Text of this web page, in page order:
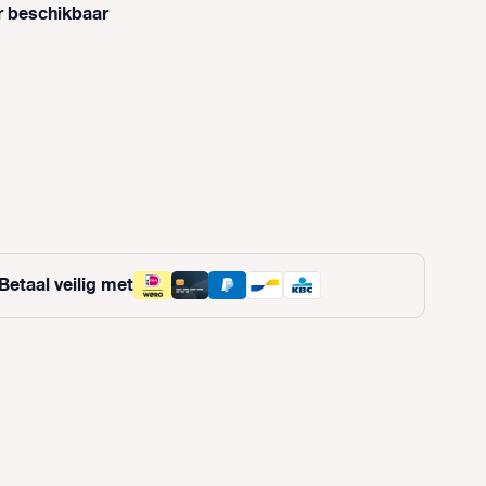
beschikbaar
is momenteel niet beschikbaar.)
momenteel niet beschikbaar.)
Betaal veilig met